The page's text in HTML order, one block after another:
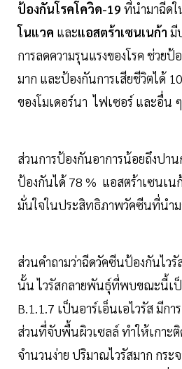
ป้องกันโรคโควิด-19 ที่นำมาฉีดใ
โนแวค และแอสตร้าเซนเนก้า มี
การลดความรุนแรงของโรค ช่วยป้
มาก และป้องกันการเสียชีวิตได้
ของโมเดอร์นา ไฟเซอร์ และอื่น ๆ
ส่วนการป้องกันอาการน้อยถึงปา
ป้องกันได้ 78 % แอสตร้าเซนเน
มั่นใจในประสิทธิภาพวัคซีนที่นำม
ส่วนคำถามว่าฉีดวัคซีนป้องกันไว
นั้น ไวรัสกลายพันธุ์ที่พบขณะนี้เ
B.1.1.7 เป็นอาร์เอ็นเอไวรัส มีก
ส่วนที่จับพื้นผิวเซลล์ ทำให้เกาะ
จำนวนง่าย ปริมาณไวรัสมาก กระ